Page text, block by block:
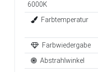
6000K
Farbtemperatur
Farbwiedergabe
Abstrahlwinkel